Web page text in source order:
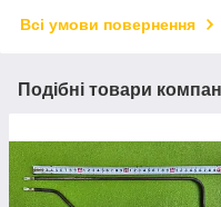
Всі умови повернення
Подібні товари